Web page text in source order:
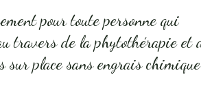
pour toute personne qui
travers de la phytothérapie et
place sans engrais